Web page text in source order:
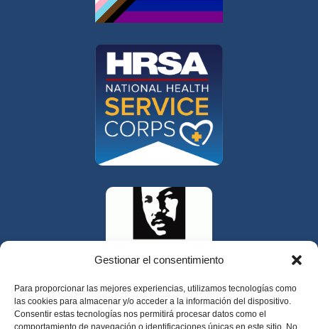
Gestionar el consentimiento
Para proporcionar las mejores experiencias, utilizamos tecnologías como
las cookies para almacenar y/o acceder a la información del dispositivo.
Consentir estas tecnologías nos permitirá procesar datos como el
comportamiento de navegación o identificaciones únicas en este sitio. No